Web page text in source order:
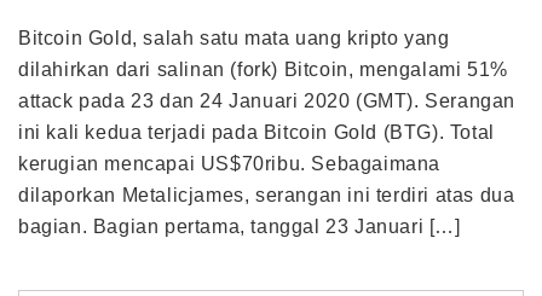
Bitcoin Gold, salah satu mata uang kripto yang
dilahirkan dari salinan (fork) Bitcoin, mengalami 51%
attack pada 23 dan 24 Januari 2020 (GMT). Serangan
ini kali kedua terjadi pada Bitcoin Gold (BTG). Total
kerugian mencapai US$70ribu. Sebagaimana
dilaporkan Metalicjames, serangan ini terdiri atas dua
bagian. Bagian pertama, tanggal 23 Januari […]